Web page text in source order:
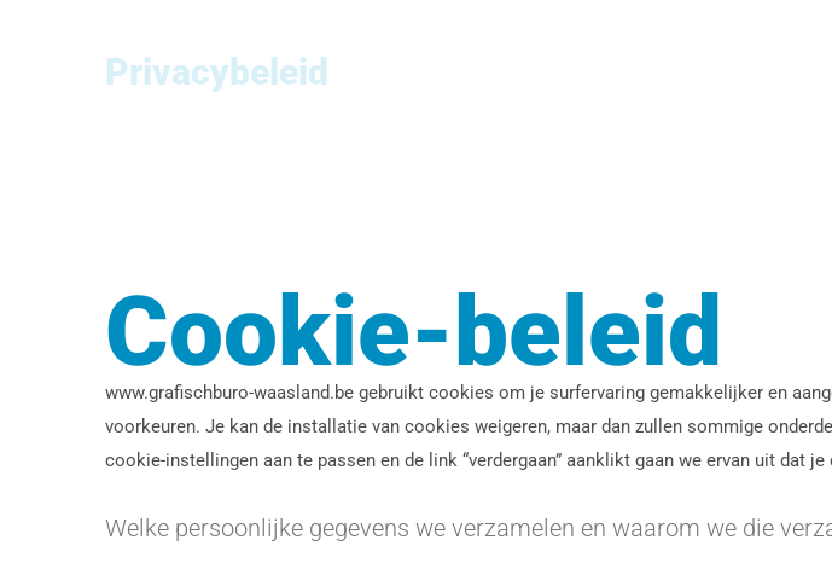
Privacybeleid
Cookie-beleid
www.grafischburo-waasland.be gebruikt cookies om je surfervaring gemakkelijker en
voorkeuren. Je kan de installatie van cookies weigeren, maar dan zullen sommige
cookie-instellingen aan te passen en de link “verdergaan” aanklikt gaan we ervan uit dat
Welke persoonlijke gegevens we verzamelen en waarom we die